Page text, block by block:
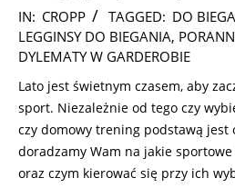
2025-
07-
14
IN: CROPP TAGGED: DO
LEGGINSY DO BIEGANIA,
DYLEMATY W GARDEROBIE
Lato jest świetnym czasem, aby
sport. Niezależnie od tego czy
czy domowy trening podstawą
doradzamy Wam na jakie
oraz czym kierować się przy ich